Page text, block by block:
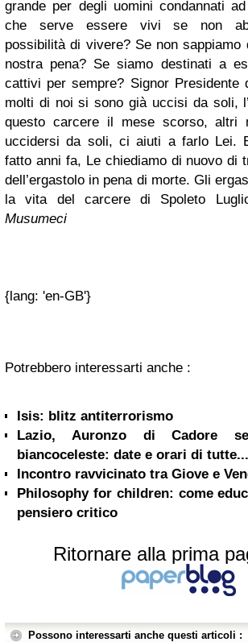
grande per degli uomini condannati
che serve essere vivi se non
possibilità di vivere? Se non sappiamo
nostra pena? Se siamo destinati a
cattivi per sempre? Signor Presidente
molti di noi si sono già uccisi da soli,
questo carcere il mese scorso, altri
uccidersi da soli, ci aiuti a farlo Lei.
fatto anni fa, Le chiediamo di nuovo di
dell’ergastolo in pena di morte. Gli
la vita del carcere di Spoleto
Musumeci
{lang: 'en-GB'}
Potrebbero interessarti anche :
Isis: blitz antiterrorismo
Lazio, Auronzo di Cadore
biancoceleste: date e orari di tutte...
Incontro ravvicinato tra Giove e
Philosophy for children: come
pensiero critico
Ritornare alla prima
Possono interessarti anche questi articoli :